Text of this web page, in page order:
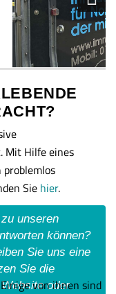
Mit Hilfe eines
problemlos
Sie hier.
unseren
können?
Sie uns eine
Sie die
oder
von ihnen sind